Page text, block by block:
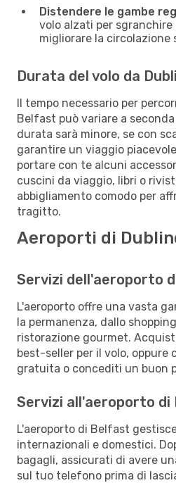
Distendere le gambe
volo alzati per sgranchire
migliorare la circolazione
Durata del volo da
Il tempo necessario per
Belfast può variare a
durata sarà minore, se con
garantire un viaggio
portare con te alcuni
cuscini da viaggio, libri o
abbigliamento comodo per
tragitto.
Aeroporti di
Servizi dell'aeroporto
L'aeroporto offre una vasta
la permanenza, dallo
ristorazione gourmet.
best-seller per il volo, oppure
gratuita o concediti un buon
Servizi all'aeroporto
L'aeroporto di Belfast
internazionali e domestici.
bagagli, assicurati di avere
sul tuo telefono prima di